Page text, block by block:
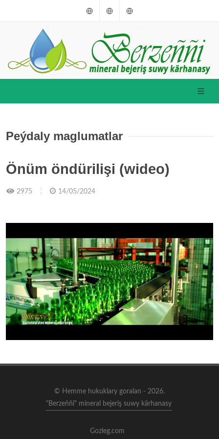
Türkmençe
English
Peýdaly maglumatlar
Önüm öndürilişi (wideo)
2975 14/05/2024
© Hemme hukuklary goralan - 2026.
"Berzeňňi" mineral bejeriş suwy kärhanasy
Gozleg.com